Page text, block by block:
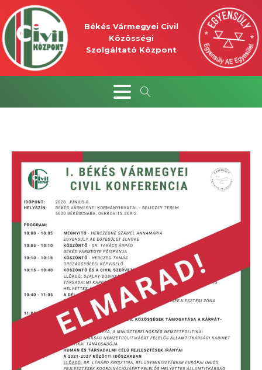
Békés Vármegyei Civil
Közösségi
Szolgáltató Központ